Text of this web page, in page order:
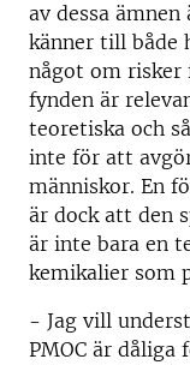
av dessa
känner till både
något om risker
fynden är
teoretiska och
inte för att
människor. En
är dock att den
är inte bara en
kemikalier som
- Jag vill
PMOC är